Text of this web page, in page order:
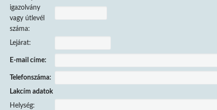
igazolvány
vagy útlevél
száma:
Lejárat:
E-mail címe:
Telefonszáma:
Lakcím adatok
Helység: